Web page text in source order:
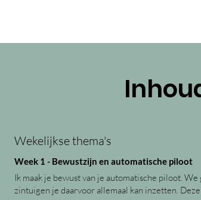
Wekelijkse thema's
Week 1 - Bewustzijn en automatische piloot
Ik maak je bewust van je automatische piloot.
zintuigen je daarvoor allemaal kan inzetten.